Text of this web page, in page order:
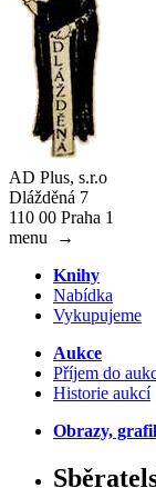
AD Plus, s.r.o
Dlážděná 7
110 00 Praha 1
menu
→
Knihy
Nabídka
Vykupujeme
Aukce
Příjem do
Historie aukcí
Obrazy,